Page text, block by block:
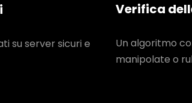
su server sicuri e
Verifica
Un algoritmo
manipolate o